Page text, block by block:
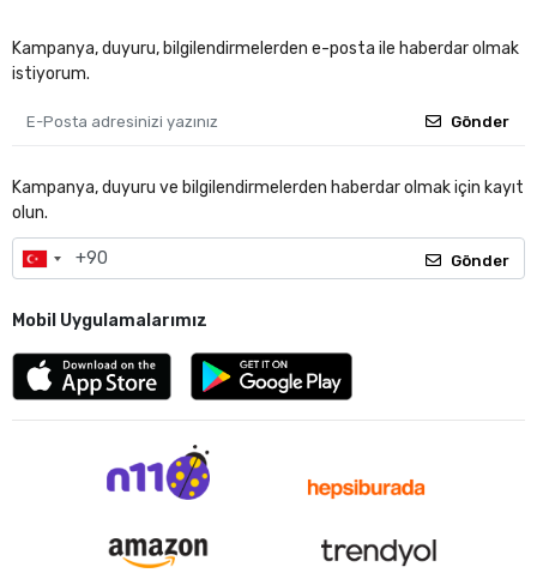
Kampanya, duyuru, bilgilendirmelerden e-posta ile haberdar olmak
istiyorum.
Gönder
Kampanya, duyuru ve bilgilendirmelerden haberdar olmak için kayıt
olun.
Gönder
Mobil Uygulamalarımız